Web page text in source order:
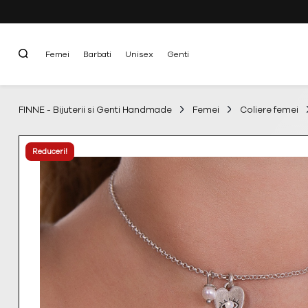
Femei Barbati Unisex Genti
FINNE - Bijuterii si Genti Handmade Femei Coliere femei
Reduceri!